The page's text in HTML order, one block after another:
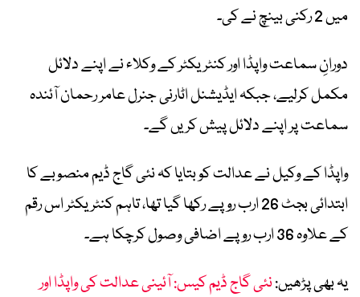
میں 2 رکنی بینچ نے کی۔
دورانِ سماعت واپڈا اور کنٹریکٹر کے وکلاء نے اپنے دلائل
مکمل کرلیے، جبکہ ایڈیشنل اٹارنی جنرل عامر رحمان آئندہ
سماعت پر اپنے دلائل پیش کریں گے۔
واپڈا کے وکیل نے عدالت کو بتایا کہ نئی گاج ڈیم منصوبے کا
ابتدائی بجٹ 26 ارب روپے رکھا گیا تھا، تاہم کنٹریکٹر اس رقم
کے علاوہ 36 ارب روپے اضافی وصول کرچکا ہے۔
یہ بھی پڑھیں:نئی گاج ڈیم کیس: آئینی عدالت کی واپڈا اور